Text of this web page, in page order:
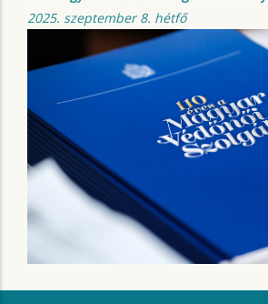
2025. szeptember 8. hétfő